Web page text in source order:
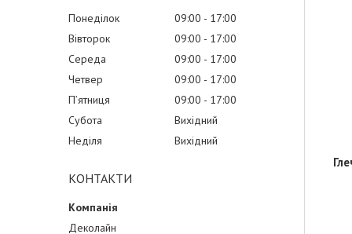
Понеділок 09:00
17:00
Вівторок
09:00
17:00
Середа
09:00
17:00
Четвер
09:00
17:00
Пʼятниця
09:00
17:00
Субота
Вихідний
Неділя
Вихідний
КОНТАКТИ
Деколайн